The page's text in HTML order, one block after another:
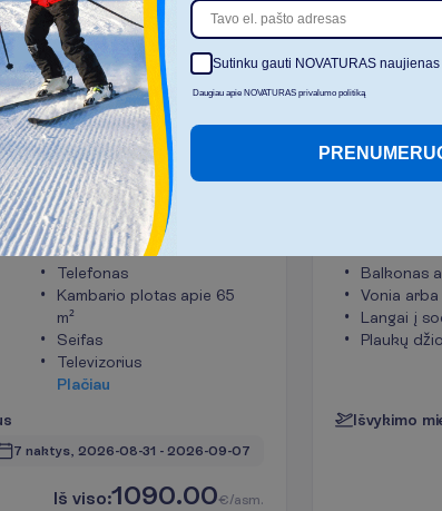
View tipo
vakarienė
Telefonas
Kambario plotas apie 65
m²
Seifas
Televizorius
Plačiau
s
7 naktys, 2026-08-31 - 2026-09-07
Iš viso:1090.00€/asm.
Junior
Balkonas
Vonia
Langai į
Plaukų
Išvykimo mi
Sutinku gauti NOVATURAS
Daugiau apie NOVATURAS privalumo politiką